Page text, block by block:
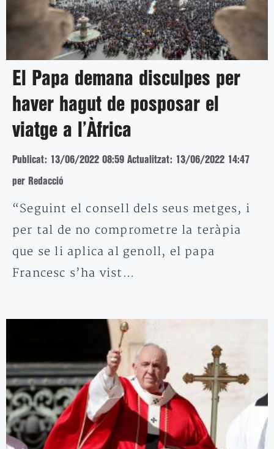
El Papa demana disculpes per
haver hagut de posposar el
viatge a l’Àfrica
Publicat: 13/06/2022 08:59 Actualitzat: 13/06/2022 14:47
per Redacció
“Seguint el consell dels seus metges, i
per tal de no comprometre la teràpia
que se li aplica al genoll, el papa
Francesc s’ha vist…